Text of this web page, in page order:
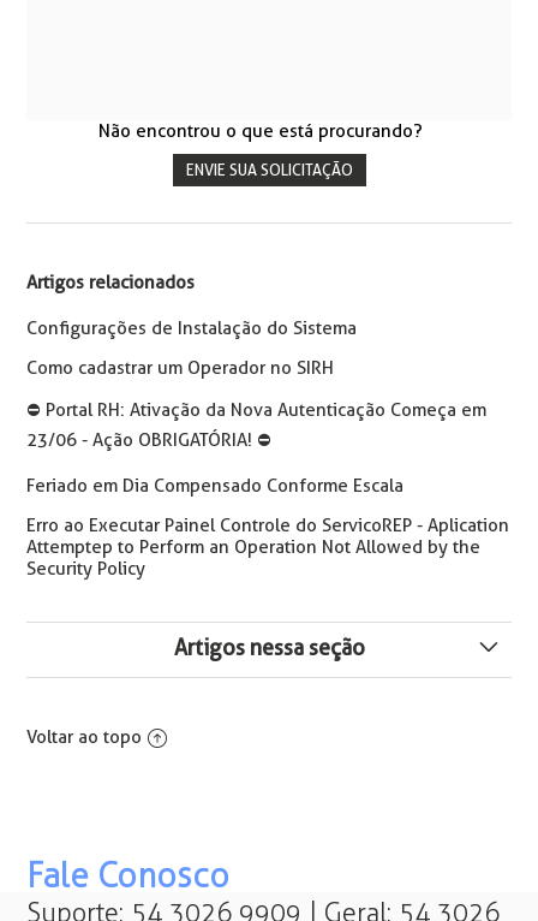
Não encontrou o que está procurando?
ENVIE SUA SOLICITAÇÃO
Artigos relacionados
Configurações de Instalação do Sistema
Como cadastrar um Operador no SIRH
⛔️ Portal RH: Ativação da Nova Autenticação Começa em
23/06 - Ação OBRIGATÓRIA! ⛔️
Feriado em Dia Compensado Conforme Escala
Erro ao Executar Painel Controle do ServicoREP - Aplication
Attemptep to Perform an Operation Not Allowed by the
Security Policy
Artigos nessa seção
período de Folha Mensal Consolidada (...)
Erro: SolicitaColetaDigitais - Tempo de resposta
excedido. CarregarUsuarios-10000
Voltar ao topo
Fale Conosco
Suporte: 54 3026 9909 | Geral: 54 3026